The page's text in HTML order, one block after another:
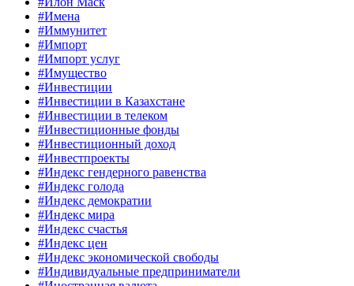
#Имена
#Иммунитет
#Импорт
#Импорт услуг
#Имущество
#Инвестиции
#Инвестиции в Казахстане
#Инвестиции в телеком
#Инвестиционные фонды
#Инвестиционный доход
#Инвестпроекты
#Индекс гендерного равенства
#Индекс голода
#Индекс демократии
#Индекс мира
#Индекс счастья
#Индекс цен
#Индекс экономической свободы
#Индивидуальные предприниматели